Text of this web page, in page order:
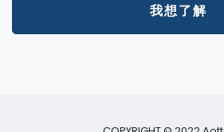
我想了解